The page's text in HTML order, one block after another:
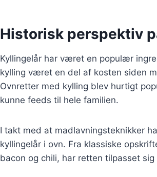
Historisk perspektiv
Kyllingelår har været en populær
kylling været en del af kosten siden
Ovnretter med kylling blev hurtigt
kunne feeds til hele familien.
I takt med at madlavningsteknikker
kyllingelår i ovn. Fra klassiske
bacon og chili, har retten tilpasset